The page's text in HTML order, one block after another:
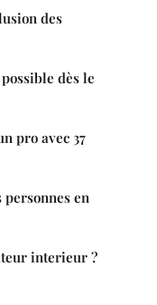
des
dès le
pro avec 37
en
interieur ?